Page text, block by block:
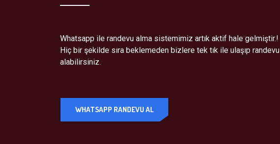
Whatsapp ile randevu alma sistemimiz artık aktif hale gelmiştir.!
Hiç bir şekilde sıra beklemeden bizlere tek tık ile ulaşıp randevu
alabilirsiniz.
WHATSAPP RANDEVU AL